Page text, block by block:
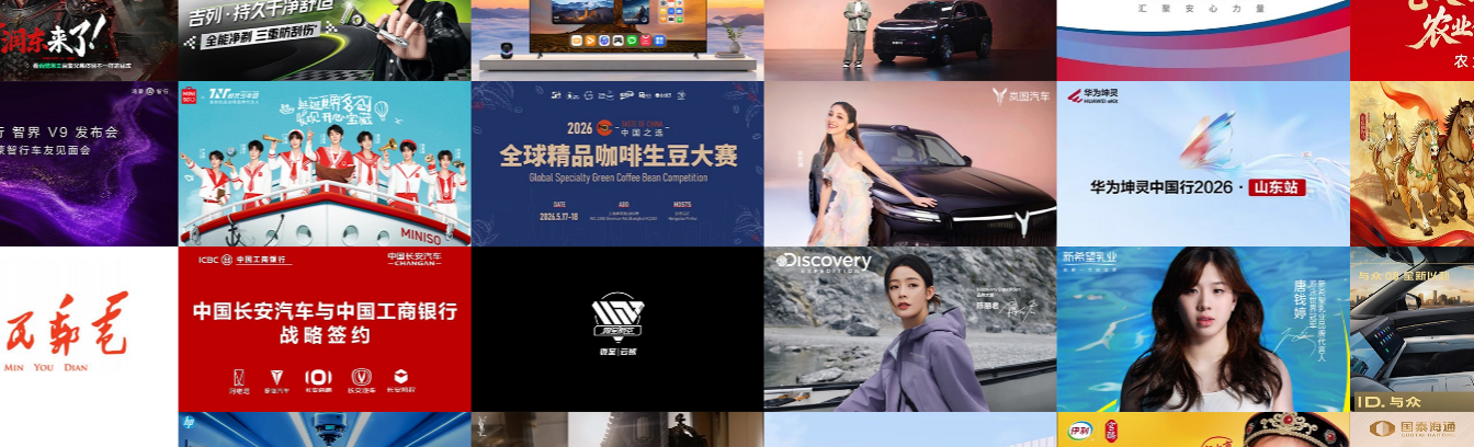
明亮 (1)
庆典 (1)
(1)
(1)
欢快
(1)
列品牌GLT X AUDI联名活动提供音乐版
权
为华为智慧屏Mate TV鸿蒙智家发布会提供音
乐版权
为东风奕派M8上市发布会项目提供音乐版权 为中汇人寿三周年宣传项目提供音乐版权
为中信期货有限公司2026年中策略会提供音
为
FRIENDS华熙LIVE·五棵松店开业
为2026“中国之选”全球精品咖啡生豆大赛提供
音乐版权
为岚图泰山X8上市发布会互动项目提供音乐
为华为中国行2026山东站传播项目提供音乐
版权
为光明优加x上海博物馆马年限定礼盒宣传项
目提供音乐版权
为